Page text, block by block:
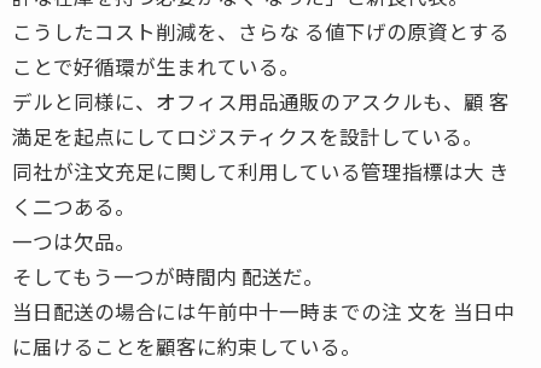
こうしたコスト削減を、さらな る値下げの原資とする
ことで好循環が生まれている。
デルと同様に、オフィス用品通販のアスクルも、顧 客
満足を起点にしてロジスティクスを設計している。
同社が注文充足に関して利用している管理指標は大 き
く二つある。
一つは欠品。
そしてもう一つが時間内 配送だ。
当日配送の場合には午前中十一時までの注 文を 当日中
に届けることを顧客に約束している。